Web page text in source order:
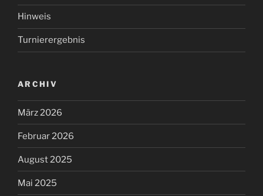
Hinweis
Turnierergebnis
ARCHIV
März 2026
Februar 2026
August 2025
Mai 2025